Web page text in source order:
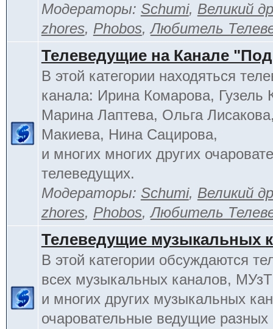
Модераторы: Schumi, Великий
zhores, Phobos,Любитель
Телеведущие на Канале
В этой категории находяться
канала: Ирина Комарова, Гузель
Марина Лаптева, Ольга
Макиева, Нина Сацирова,
и многих многих других
телеведущих.
Модераторы: Schumi, Великий
zhores, Phobos,Любитель
Телеведущие музыкальных
В этой категории обсуждаются
всех музыкальных каналов,
и многих других музыкальных
очаровательные ведущие разных